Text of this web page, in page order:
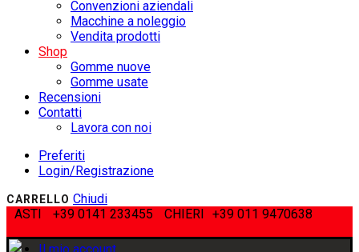
Convenzioni aziendali
Macchine a noleggio
Vendita prodotti
Shop
Gomme nuove
Gomme usate
Recensioni
Contatti
Lavora con noi
Preferiti
Login/Registrazione
CARRELLO Chiudi
ASTI
+39 0141 233455 CHIERI +39 011 9470638